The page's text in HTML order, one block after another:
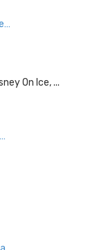
On Ice, ...